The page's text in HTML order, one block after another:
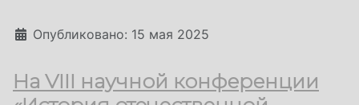
Информация о материале
Опубликовано: 15 мая 2025
На VIII научной конференции